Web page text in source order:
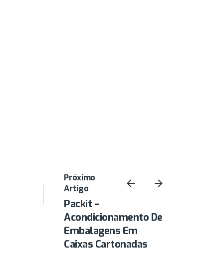
Próximo
Artigo
Packit –
Acondicionamento De
Embalagens Em
Caixas Cartonadas